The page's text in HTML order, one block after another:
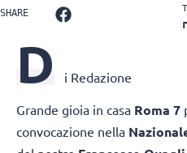
SHARE
D i Redazione
Grande gioia in casa Roma 7
convocazione nella